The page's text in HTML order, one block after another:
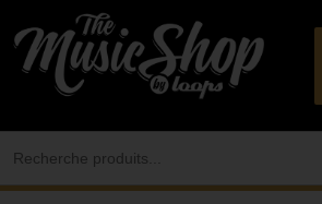
au
contenu